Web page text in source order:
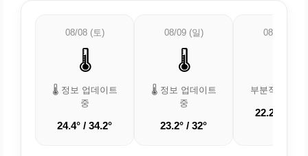
08/08 (토)
🌡️
🌡️ 정보 업데이트
중
24.4° / 34.2°
08/09 (일)
🌡️
🌡️ 정보 업데이트
중
23.2° / 32°
08/10 (월)
부분적으로 흐
22.2° /